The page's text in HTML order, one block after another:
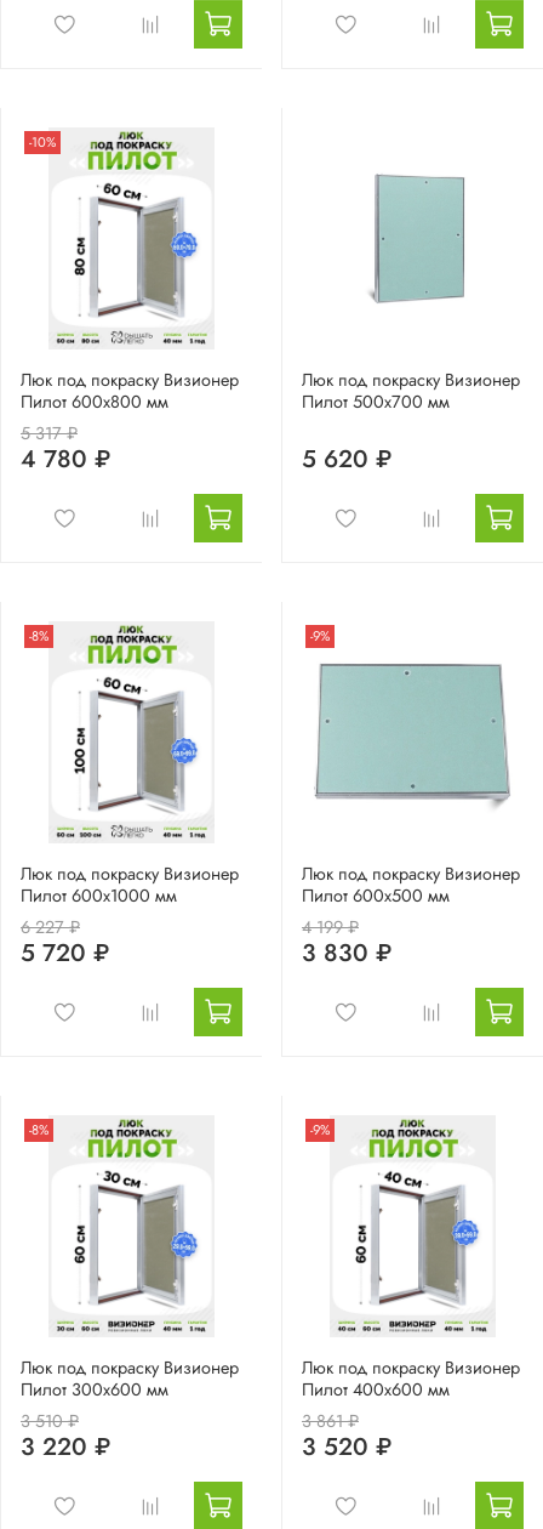
-10%
Люк под покраску Визионер
Пилот 600х800 мм
5 317 ₽
4 780 ₽
Люк под покраску Визионер
Пилот 500х700 мм
5 620 ₽
-8%
Люк под покраску Визионер
Пилот 600х1000 мм
6 227 ₽
5 720 ₽
-9%
Люк под покраску Визионер
Пилот 600х500 мм
4 199 ₽
3 830 ₽
-8%
Люк под покраску Визионер
Пилот 300х600 мм
3 510 ₽
3 220 ₽
-9%
Люк под покраску Визионер
Пилот 400х600 мм
3 861 ₽
3 520 ₽